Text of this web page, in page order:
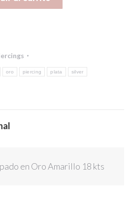
oro piercing plata silver
en Oro Amarillo 18 kts